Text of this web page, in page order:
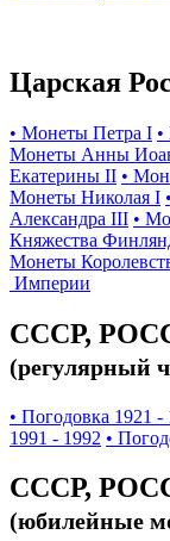
Царская
• Монеты Петра I
Монеты Анны
Екатерины II •
Монеты Николая I
Александра III •
Княжества
Монеты
Империи
СССР,
(регулярный
• Погодовка 1921 -
1991 - 1992 •
СССР,
(юбилейные